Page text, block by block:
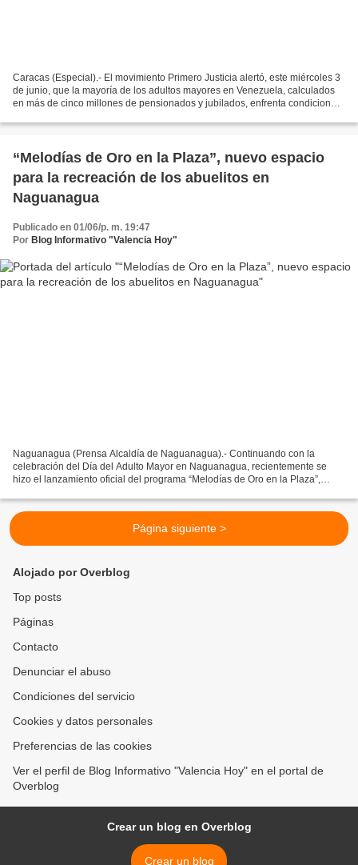
Caracas (Especial).- El movimiento Primero Justicia alertó, este miércoles 3
de junio, que la mayoría de los adultos mayores en Venezuela, calculados
en más de cinco millones de pensionados y jubilados, enfrenta condiciones
“Melodías de Oro en la Plaza”, nuevo espacio
para la recreación de los abuelitos en
Naguanagua
Publicado en 01/06/p. m. 19:47
Por Blog Informativo "Valencia Hoy"
Naguanagua (Prensa Alcaldía de Naguanagua).- Continuando con la
celebración del Día del Adulto Mayor en Naguanagua, recientemente se
hizo el lanzamiento oficial del programa “Melodías de Oro en la Plaza”,
Página siguiente >
Alojado por Overblog
Top posts
Páginas
Contacto
Denunciar el abuso
Condiciones del servicio
Cookies y datos personales
Preferencias de las cookies
Ver el perfil de Blog Informativo "Valencia Hoy" en el portal de
Overblog
Crear un blog en Overblog
Crear un blog